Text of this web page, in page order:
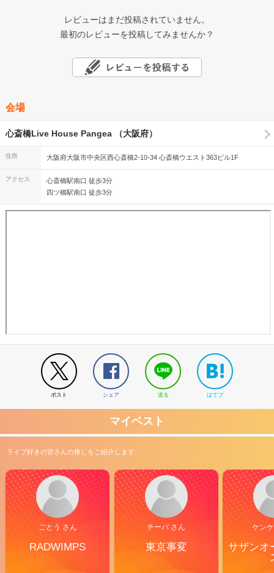
レビューはまだ投稿されていません。
最初のレビューを投稿してみませんか？
会場
心斎橋Live House Pangea （大阪府）
住所 大阪府大阪市中央区西心斎橋2-10-34 心斎橋ウエスト363ビル1F
アクセス
心斎橋駅南口 徒歩3分
四ツ橋駅南口 徒歩3分
ポスト シェア 送る はてブ
マイベスト
ライブ好きの皆さんの推しをご紹介します。
ごとう さん
RADWIMPS
チーバ さん
東京事変
ケン
サザンオ